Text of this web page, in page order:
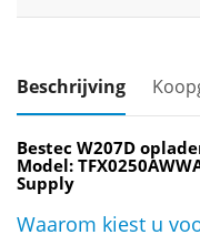
Beschrijving
Bestec W207D
Model:
Supply
Waarom kiest u